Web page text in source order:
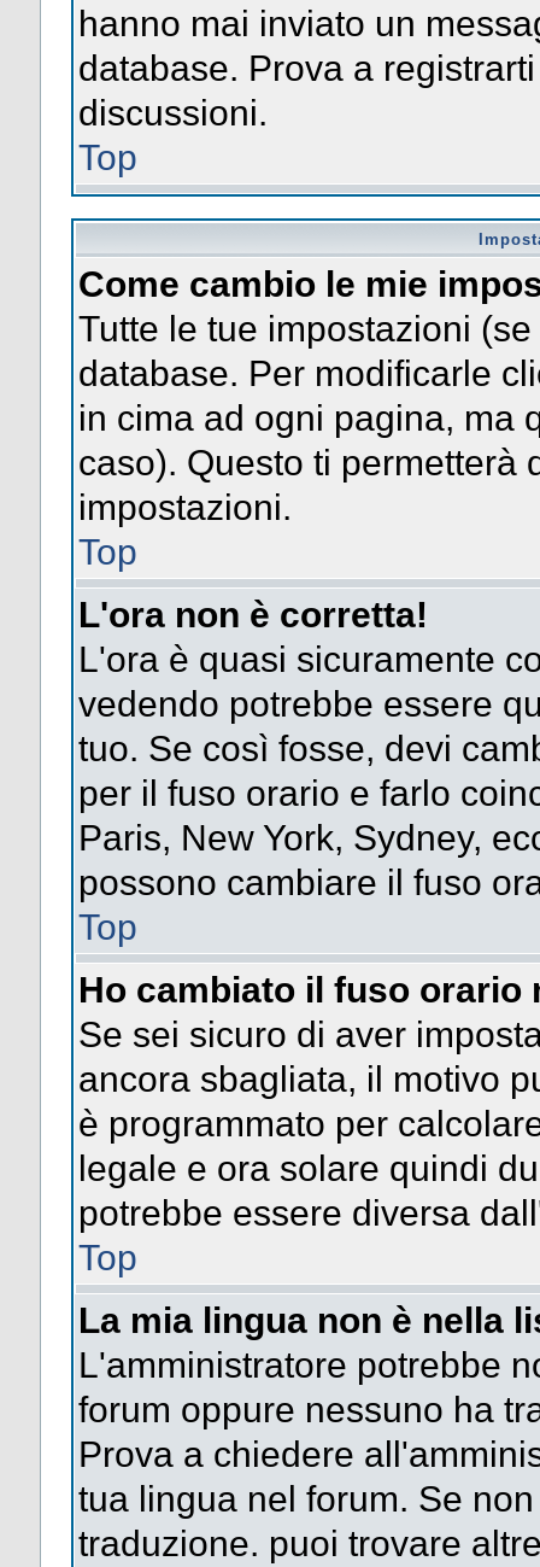
hanno mai inviato un
database. Prova a
discussioni.
Top
Come cambio le mie
Tutte le tue impostazioni
database. Per modificarle
in cima ad ogni pagina, ma
caso). Questo ti permetterà
impostazioni.
Top
L'ora non è corretta!
L'ora è quasi sicuramente
vedendo potrebbe essere
tuo. Se così fosse, devi
per il fuso orario e farlo
Paris, New York, Sydney,
possono cambiare il fuso
Top
Ho cambiato il fuso orario
Se sei sicuro di aver
ancora sbagliata, il motivo
è programmato per
legale e ora solare quindi
potrebbe essere diversa
Top
La mia lingua non è nella
L'amministratore potrebbe
forum oppure nessuno ha
Prova a chiedere
tua lingua nel forum. Se
traduzione. puoi trovare